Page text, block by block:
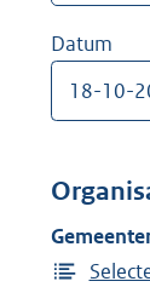
Datum